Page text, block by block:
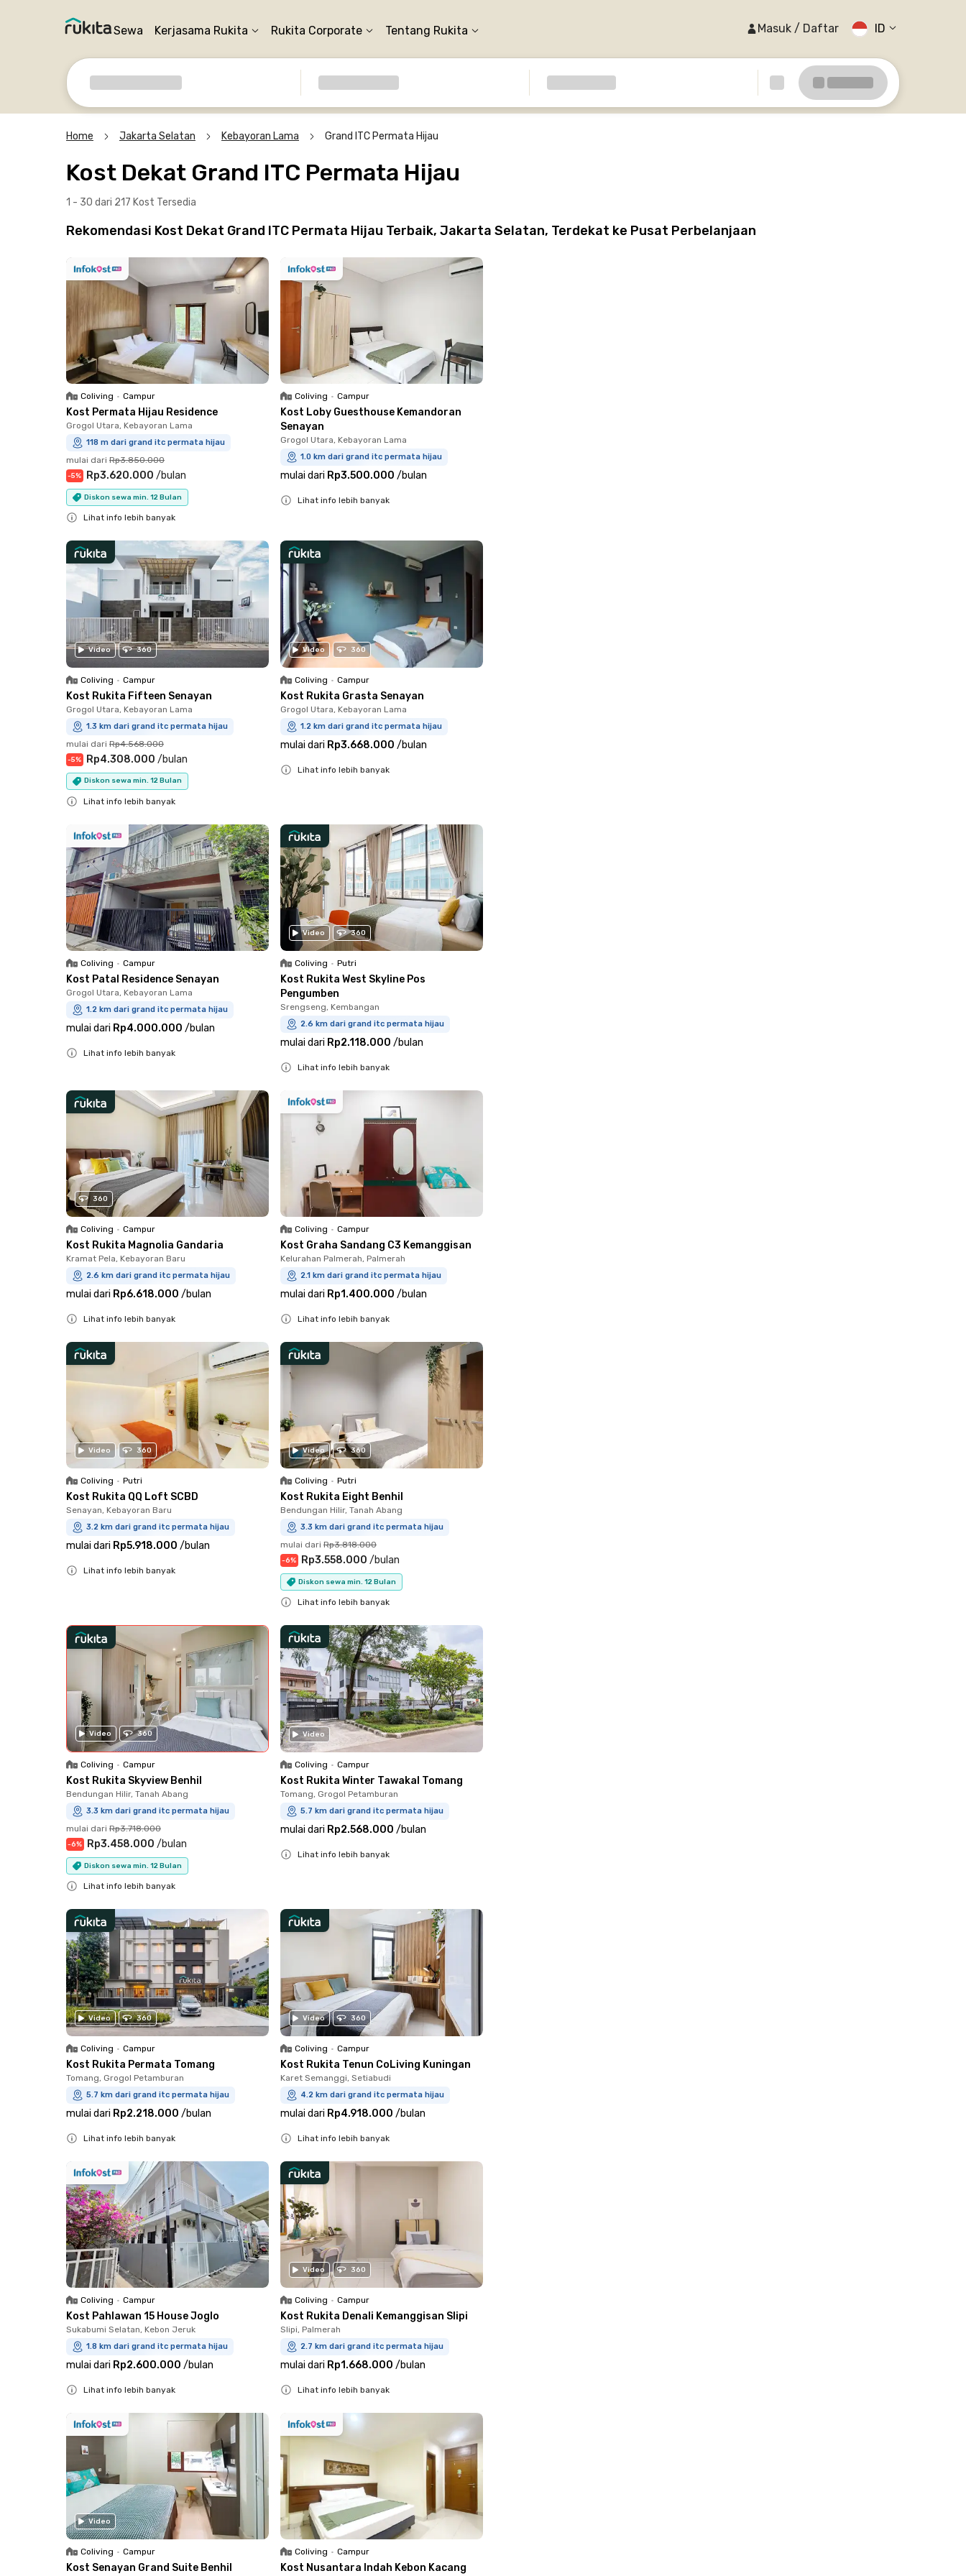
Sewa Kerjasama Rukita Rukita Corporate Tentang Rukita Masuk / Daftar ID
Home Jakarta Selatan Kebayoran Lama Grand ITC Permata Hijau
Kost Dekat Grand ITC Permata Hijau
1 - 30 dari 217 Kost Tersedia
Rekomendasi Kost Dekat Grand ITC Permata Hijau Terbaik, Jakarta Selatan, Terdekat ke Pusat Perbelanjaan
Coliving • Campur
Kost Permata Hijau Residence
Grogol Utara, Kebayoran Lama
118 m dari grand itc permata hijau
mulai dari Rp3.850.000
-5% Rp3.620.000 /bulan
Diskon sewa min. 12 Bulan
Lihat info lebih banyak
Coliving • Campur
Kost Loby Guesthouse Kemandoran
Senayan
Grogol Utara, Kebayoran Lama
1.0 km dari grand itc permata hijau
mulai dari Rp3.500.000 /bulan
Lihat info lebih banyak
Video 360
Coliving • Campur
Kost Rukita Fifteen Senayan
Grogol Utara, Kebayoran Lama
1.3 km dari grand itc permata hijau
mulai dari Rp4.568.000
-5% Rp4.308.000 /bulan
Diskon sewa min. 12 Bulan
Lihat info lebih banyak
Video 360
Coliving • Campur
Kost Rukita Grasta Senayan
Grogol Utara, Kebayoran Lama
1.2 km dari grand itc permata hijau
mulai dari Rp3.668.000 /bulan
Lihat info lebih banyak
Coliving • Campur
Kost Patal Residence Senayan
Grogol Utara, Kebayoran Lama
1.2 km dari grand itc permata hijau
mulai dari Rp4.000.000 /bulan
Lihat info lebih banyak
Video 360
Coliving • Putri
Kost Rukita West Skyline Pos
Pengumben
Srengseng, Kembangan
2.6 km dari grand itc permata hijau
mulai dari Rp2.118.000 /bulan
Lihat info lebih banyak
360
Coliving • Campur
Kost Rukita Magnolia Gandaria
Kramat Pela, Kebayoran Baru
2.6 km dari grand itc permata hijau
mulai dari Rp6.618.000 /bulan
Lihat info lebih banyak
Coliving • Campur
Kost Graha Sandang C3 Kemanggisan
Kelurahan Palmerah, Palmerah
2.1 km dari grand itc permata hijau
mulai dari Rp1.400.000 /bulan
Lihat info lebih banyak
Video 360
Coliving • Putri
Kost Rukita QQ Loft SCBD
Senayan, Kebayoran Baru
3.2 km dari grand itc permata hijau
mulai dari Rp5.918.000 /bulan
Lihat info lebih banyak
Video 360
Coliving • Putri
Kost Rukita Eight Benhil
Bendungan Hilir, Tanah Abang
3.3 km dari grand itc permata hijau
mulai dari Rp3.818.000
-6% Rp3.558.000 /bulan
Diskon sewa min. 12 Bulan
Lihat info lebih banyak
Video 360
Coliving • Campur
Kost Rukita Skyview Benhil
Bendungan Hilir, Tanah Abang
3.3 km dari grand itc permata hijau
mulai dari Rp3.718.000
-6% Rp3.458.000 /bulan
Diskon sewa min. 12 Bulan
Lihat info lebih banyak
Video
Coliving • Campur
Kost Rukita Winter Tawakal Tomang
Tomang, Grogol Petamburan
5.7 km dari grand itc permata hijau
mulai dari Rp2.568.000 /bulan
Lihat info lebih banyak
Video 360
Coliving • Campur
Kost Rukita Permata Tomang
Tomang, Grogol Petamburan
5.7 km dari grand itc permata hijau
mulai dari Rp2.218.000 /bulan
Lihat info lebih banyak
Video 360
Coliving • Campur
Kost Rukita Tenun CoLiving Kuningan
Karet Semanggi, Setiabudi
4.2 km dari grand itc permata hijau
mulai dari Rp4.918.000 /bulan
Lihat info lebih banyak
Coliving • Campur
Kost Pahlawan 15 House Joglo
Sukabumi Selatan, Kebon Jeruk
1.8 km dari grand itc permata hijau
mulai dari Rp2.600.000 /bulan
Lihat info lebih banyak
Video 360
Coliving • Campur
Kost Rukita Denali Kemanggisan Slipi
Slipi, Palmerah
2.7 km dari grand itc permata hijau
mulai dari Rp1.668.000 /bulan
Lihat info lebih banyak
Video
Coliving • Campur
Kost Senayan Grand Suite Benhil
Coliving • Campur
Kost Nusantara Indah Kebon Kacang